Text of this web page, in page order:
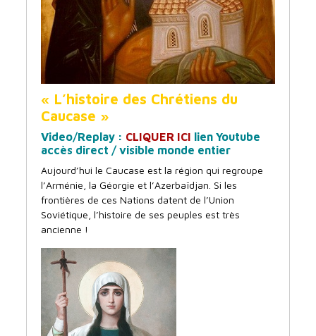
« L’histoire des Chrétiens du
Caucase »
Video/Replay : CLIQUER ICI lien Youtube
accès direct / visible monde entier
Aujourd’hui le Caucase est la région qui regroupe
l’Arménie, la Géorgie et l’Azerbaïdjan. Si les
frontières de ces Nations datent de l’Union
Soviétique, l’histoire de ses peuples est très
ancienne !